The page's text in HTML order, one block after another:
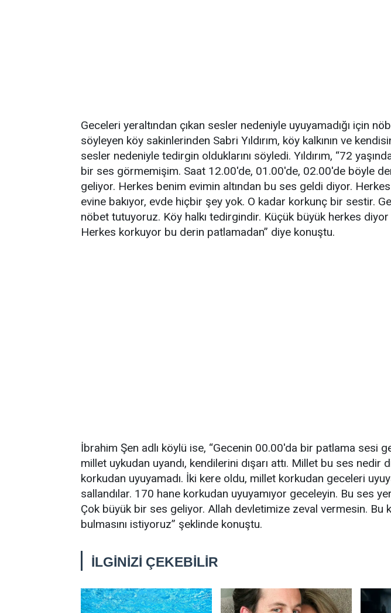
Geceleri yeraltından çıkan sesler nedeniyle uyuyamadığı için
söyleyen köy sakinlerinden Sabri Yıldırım, köy kalkının ve
sesler nedeniyle tedirgin olduklarını söyledi. Yıldırım, “72
bir ses görmemişim. Saat 12.00'de, 01.00'de, 02.00'de böyle
geliyor. Herkes benim evimin altından bu ses geldi diyor.
evine bakıyor, evde hiçbir şey yok. O kadar korkunç bir sestir.
nöbet tutuyoruz. Köy halkı tedirgindir. Küçük büyük herkes
Herkes korkuyor bu derin patlamadan” diye konuştu.
İbrahim Şen adlı köylü ise, “Gecenin 00.00'da bir patlama sesi
millet uykudan uyandı, kendilerini dışarı attı. Millet bu ses nedir
korkudan uyuyamadı. İki kere oldu, millet korkudan geceleri
sallandılar. 170 hane korkudan uyuyamıyor geceleyin. Bu ses
Çok büyük bir ses geliyor. Allah devletimize zeval vermesin. Bu
bulmasını istiyoruz” şeklinde konuştu.